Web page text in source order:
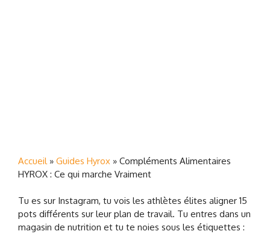
Accueil » Guides Hyrox » Compléments Alimentaires
HYROX : Ce qui marche Vraiment
Tu es sur Instagram, tu vois les athlètes élites aligner 15
pots différents sur leur plan de travail. Tu entres dans un
magasin de nutrition et tu te noies sous les étiquettes :